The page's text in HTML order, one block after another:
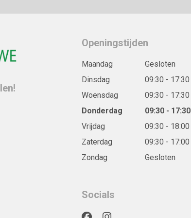
Openingstijden
Maandag
Gesloten
Dinsdag
09:30 - 17:30
Woensdag
09:30 - 17:30
Donderdag
09:30 - 17:30
Vrijdag
09:30 - 18:00
Zaterdag
09:30 - 17:00
Zondag
Gesloten
Socials